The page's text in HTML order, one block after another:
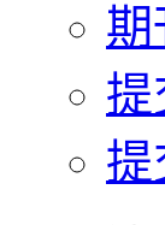
期
提
提